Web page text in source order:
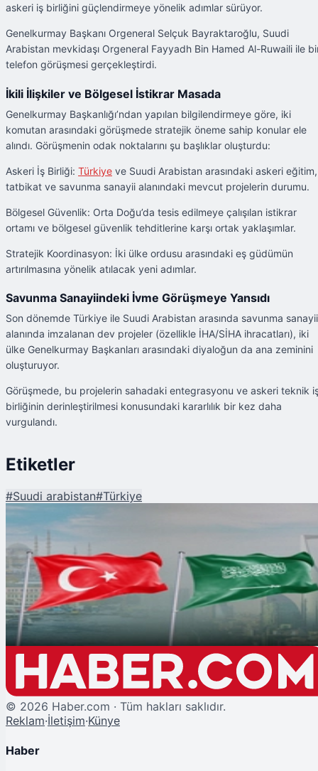
askeri iş birliğini güçlendirmeye yönelik adımlar sürüyor.
Genelkurmay Başkanı Orgeneral Selçuk Bayraktaroğlu, Suudi
Arabistan mevkidaşı Orgeneral Fayyadh Bin Hamed Al-Ruwaili ile
telefon görüşmesi gerçekleştirdi.
İkili İlişkiler ve Bölgesel İstikrar Masada
Genelkurmay Başkanlığı’ndan yapılan bilgilendirmeye göre, iki
komutan arasındaki görüşmede stratejik öneme sahip konular ele
alındı. Görüşmenin odak noktalarını şu başlıklar oluşturdu:
Askeri İş Birliği: Türkiye ve Suudi Arabistan arasındaki askeri eğitim,
tatbikat ve savunma sanayii alanındaki mevcut projelerin durumu.
Bölgesel Güvenlik: Orta Doğu’da tesis edilmeye çalışılan istikrar
ortamı ve bölgesel güvenlik tehditlerine karşı ortak yaklaşımlar.
Stratejik Koordinasyon: İki ülke ordusu arasındaki eş güdümün
artırılmasına yönelik atılacak yeni adımlar.
Savunma Sanayiindeki İvme Görüşmeye Yansıdı
Son dönemde Türkiye ile Suudi Arabistan arasında savunma sanayii
alanında imzalanan dev projeler (özellikle İHA/SİHA ihracatları), iki
ülke Genelkurmay Başkanları arasındaki diyaloğun da ana zeminini
oluşturuyor.
Görüşmede, bu projelerin sahadaki entegrasyonu ve askeri teknik
birliğinin derinleştirilmesi konusundaki kararlılık bir kez daha
vurgulandı.
Etiketler
#Suudi arabistan#Türkiye
Ankara-Riyad Hattında Askeri Diplomasi: Genelkurmay Başkanları
© 2026 Haber.com · Tüm hakları saklıdır.
Reklam·İletişim·Künye
Haber